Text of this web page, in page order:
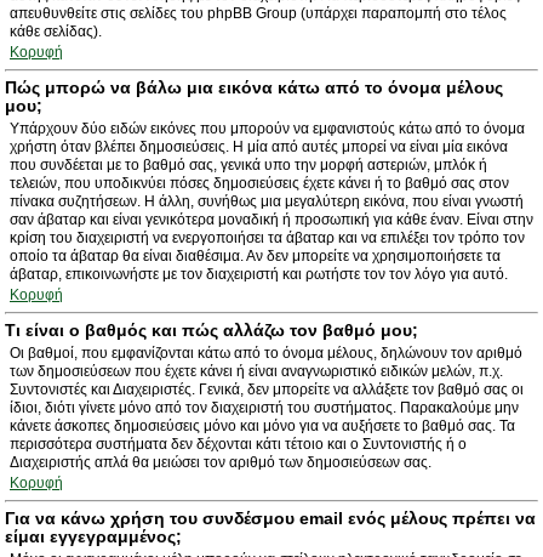
απευθυνθείτε στις σελίδες του phpBB Group (υπάρχει παραπομπή στο τέλος
κάθε σελίδας).
Κορυφή
Πώς μπορώ να βάλω μια εικόνα κάτω από το όνομα μέλους
μου;
Υπάρχουν δύο ειδών εικόνες που μπορούν να εμφανιστούς κάτω από το όνομα
χρήστη όταν βλέπει δημοσιεύσεις. Η μία από αυτές μπορεί να είναι μία εικόνα
που συνδέεται με το βαθμό σας, γενικά υπο την μορφή αστεριών, μπλόκ ή
τελειών, που υποδικνύει πόσες δημοσιεύσεις έχετε κάνει ή το βαθμό σας στον
πίνακα συζητήσεων. Η άλλη, συνήθως μια μεγαλύτερη εικόνα, που είναι γνωστή
σαν άβαταρ και είναι γενικότερα μοναδική ή προσωπική για κάθε έναν. Είναι στην
κρίση του διαχειριστή να ενεργοποιήσει τα άβαταρ και να επιλέξει τον τρόπο τον
οποίο τα άβαταρ θα είναι διαθέσιμα. Αν δεν μπορείτε να χρησιμοποιήσετε τα
άβαταρ, επικοινωνήστε με τον διαχειριστή και ρωτήστε τον τον λόγο για αυτό.
Κορυφή
Τι είναι ο βαθμός και πώς αλλάζω τον βαθμό μου;
Οι βαθμοί, που εμφανίζονται κάτω από το όνομα μέλους, δηλώνουν τον αριθμό
των δημοσιεύσεων που έχετε κάνει ή είναι αναγνωριστικό ειδικών μελών, π.χ.
Συντονιστές και Διαχειριστές. Γενικά, δεν μπορείτε να αλλάξετε τον βαθμό σας οι
ίδιοι, διότι γίνετε μόνο από τον διαχειριστή του συστήματος. Παρακαλούμε μην
κάνετε άσκοπες δημοσιεύσεις μόνο και μόνο για να αυξήσετε το βαθμό σας. Τα
περισσότερα συστήματα δεν δέχονται κάτι τέτοιο και ο Συντονιστής ή ο
Διαχειριστής απλά θα μειώσει τον αριθμό των δημοσιεύσεων σας.
Κορυφή
Για να κάνω χρήση του συνδέσμου email ενός μέλους πρέπει να
είμαι εγγεγραμμένος;